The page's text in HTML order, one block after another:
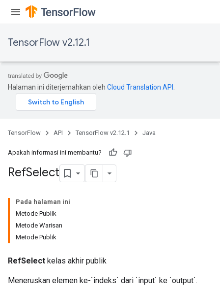
TensorFlow v2.12.1
Halaman ini diterjemahkan oleh Cloud Translation API
TensorFlow API TensorFlow v2.12.1 Java
Apakah informasi ini membantu?
RefSelect
Pada halaman ini
Metode Publik
Metode Warisan
Metode Publik
RefSelect kelas akhir publik
Meneruskan elemen ke-`indeks` dari `input` ke `output`.